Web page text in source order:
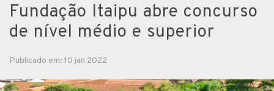
Fundação Itaipu abre concurso
de nível médio e superior
Publicado em: 10 jan 2022